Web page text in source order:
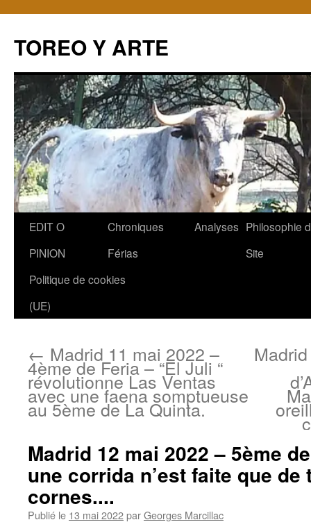
TOREO Y ARTE
Aller
contenu
EDIT O
PINION
Chroniques
Férias
Analyses Philosophie
Site
Politique de cookies
(UE)
← Madrid 11 mai 2022 –
4ème de Feria – “El Juli “
révolutionne Las Ventas
avec une faena somptueuse
au 5ème de La Quinta.
Madrid 12 mai 2022 – 5ème
une corrida n’est faite que
cornes....
Publié le 13 mai 2022parGeorges Marcillac